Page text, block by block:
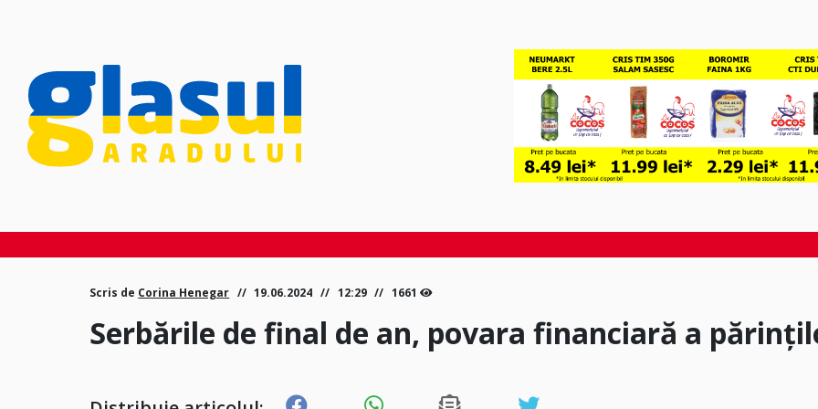
Scris de Corina Henegar 19.06.2024 12:29 1661
Serbările de final de an, povara financiară a